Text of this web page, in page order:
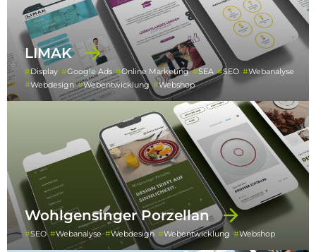
LIMAK
Display Google Ads Online Marketing SEA SEO
Webanalyse
Webdesign
Webentwicklung Webshop
Wohlgensinger Porzellan
SEO Webanalyse Webdesign Webentwicklung Webshop